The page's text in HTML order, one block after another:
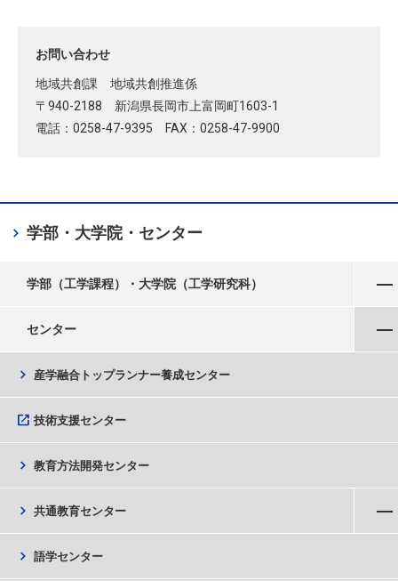
お問い合わせ
地域共創課 地域共創推進係
〒940-2188 新潟県長岡市上富岡町1603-1
電話：0258-47-9395 FAX：0258-47-9900
学部・大学院・センター
chevron_right
学部（工学課程）・大学院（工学研究科）
センター
産学融合トップランナー養成センター
chevron_right
技術支援センター
open_in_new
教育方法開発センター
chevron_right
共通教育センター
chevron_right
語学センター
chevron_right